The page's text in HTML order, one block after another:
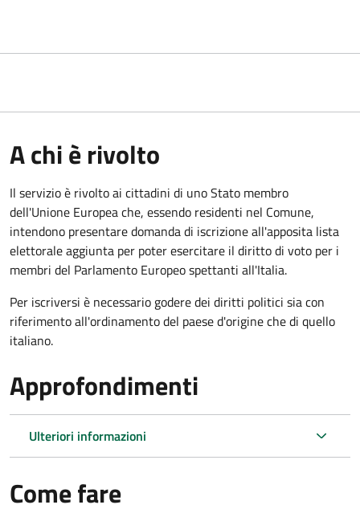
A chi è rivolto
Il servizio è rivolto ai cittadini di uno Stato membro
dell'Unione Europea che, essendo residenti nel Comune,
intendono presentare domanda di iscrizione all'apposita lista
elettorale aggiunta per poter esercitare il diritto di voto per i
membri del Parlamento Europeo spettanti all'Italia.
Per iscriversi è necessario godere dei diritti politici sia con
riferimento all'ordinamento del paese d'origine che di quello
italiano.
Approfondimenti
Ulteriori informazioni
Come fare